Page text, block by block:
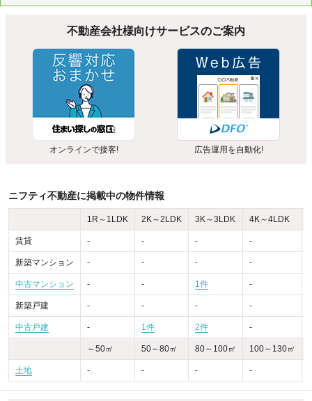
不動産会社様向けサービスのご案内
オンラインで接客! 広告運用を自動化!
ニフティ不動産に掲載中の物件情報
1R～1LDK 2K～2LDK 3K～3LDK 4K～4LDK
賃貸 - - - -
新築マンション - - - -
中古マンション - - 1件 -
新築戸建 - - - -
中古戸建 - 1件 2件 -
～50㎡ 50～80㎡ 80～100㎡ 100～130㎡
土地 - - - -